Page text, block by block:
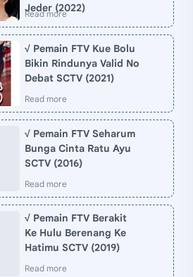
Jeder (2022)
√ Pemain FTV Kue Bolu
Bikin Rindunya Valid No
Debat SCTV (2021)
√ Pemain FTV Seharum
Bunga Cinta Ratu Ayu
SCTV (2016)
√ Pemain FTV Berakit
Ke Hulu Berenang Ke
Hatimu SCTV (2019)